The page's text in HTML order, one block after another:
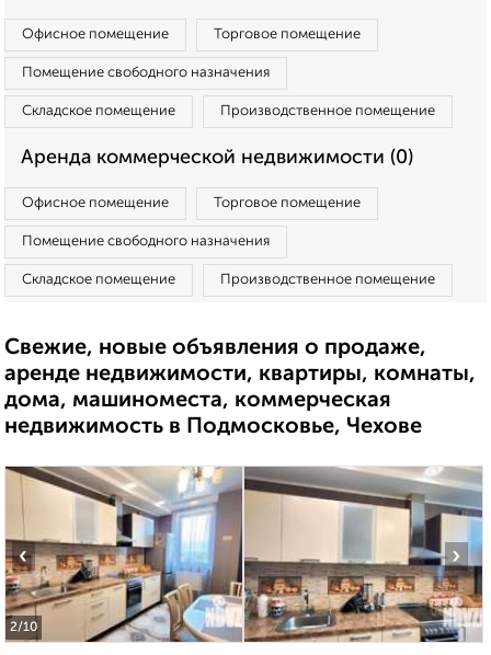
Офисное помещение Торговое помещение
Помещение свободного назначения
Складское помещение Производственное помещение
Аренда коммерческой недвижимости (0)
Офисное помещение Торговое помещение
Помещение свободного назначения
Складское помещение Производственное помещение
Свежие, новые объявления о продаже,
аренде недвижимости, квартиры, комнаты,
дома, машиноместа, коммерческая
недвижимость в Подмосковье, Чехове
2/10
‹ ›